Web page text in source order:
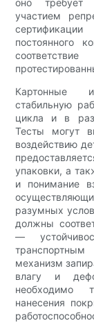
оно требует
участием
постоянного
Картонные
стабильную
цикла и в
Тесты могут
воздействию
упаковки, а
и понимание
разумных
должны
—
механизм
влагу и
необходимо
нанесения